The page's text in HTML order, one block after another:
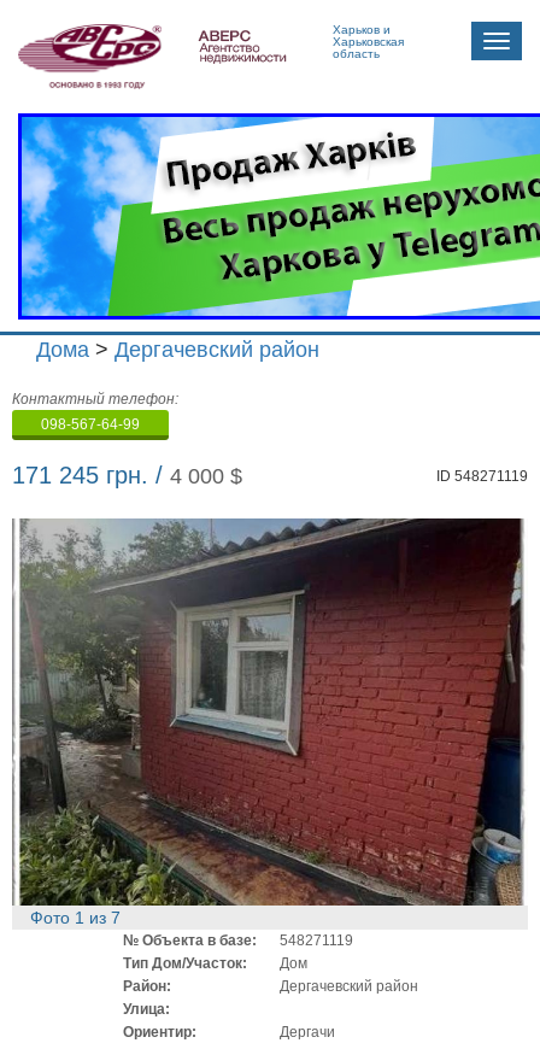
Харьков и
Харьковская
область
Toggle
Дома > Дергачевский район
Агенство
недвижимости
"Аверс"
Контактный телефон:
098-567-64-99
171 245 грн. / 4 000 $ ID 548271119
Фото 1 из 7
№ Объекта в базе:
548271119
Тип Дом/Участок:
Дом
Район:
Дергачевский район
Улица:
Ориентир:
Дергачи